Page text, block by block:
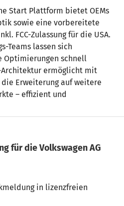
Start Plattform bietet OEMs
sowie eine vorbereitete
FCC-Zulassung für die USA.
Teams lassen sich
Optimierungen schnell
ermöglicht mit
Erweiterung auf weitere
– effizient und
für die Volkswagen AG
in lizenzfreien